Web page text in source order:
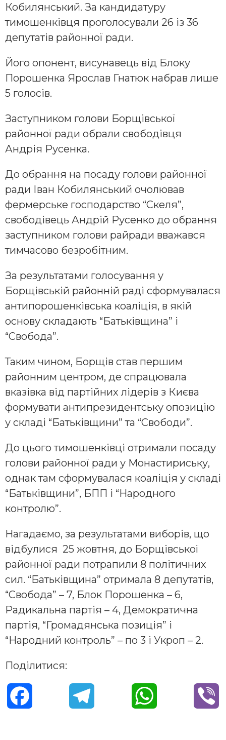
Кобилянський. За кандидатуру
тимошенківця проголосували 26 із 36
депутатів районної ради.
Його опонент, висунавець від Блоку
Порошенка Ярослав Гнатюк набрав лише
5 голосів.
Заступником голови Борщівської
районної ради обрали свободівця
Андрія Русенка.
До обрання на посаду голови районної
ради Іван Кобилянський очолював
фермерське господарство “Скеля”,
свободівець Андрій Русенко до обрання
заступником голови райради вважався
тимчасово безробітним.
За результатами голосування у
Борщівській районній раді сформувалася
антипорошенківська коаліція, в якій
основу складають “Батьківщина” і
“Свобода”.
Таким чином, Борщів став першим
районним центром, де спрацювала
вказівка від партійних лідерів з Києва
формувати антипрезидентську опозицію
у складі “Батьківщини” та “Свободи”.
До цього тимошенківці отримали посаду
голови районної ради у Монастириську,
однак там сформувалася коаліція у складі
“Батьківщини”, БПП і “Народного
контролю”.
Нагадаємо, за результатами виборів, що
відбулися 25 жовтня, до Борщівської
районної ради потрапили 8 політичних
сил. “Батьківщина” отримала 8 депутатів,
“Свобода” – 7, Блок Порошенка – 6,
Радикальна партія – 4, Демократична
партія, “Громадянська позиція” і
“Народний контроль” – по 3 і Укроп – 2.
Поділитися: